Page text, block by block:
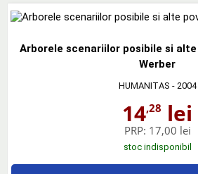
Arborele scenariilor posibile si
Werber
HUMANITAS - 2004
14,28 lei
PRP: 17,00 lei
stoc indisponibil